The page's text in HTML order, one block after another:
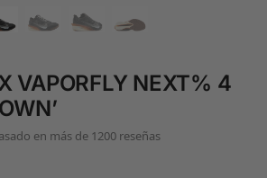
VAPORFLY NEXT% 4
en más de 1200 reseñas